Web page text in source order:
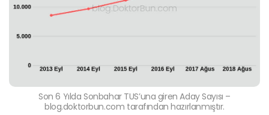
Son 6 Yılda Sonbahar TUS’una giren Aday Sayısı –
blog.doktorbun.com tarafından hazırlanmıştır.